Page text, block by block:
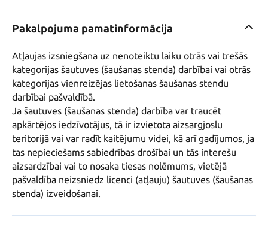
Pakalpojuma pamatinformācija
Atļaujas izsniegšana uz nenoteiktu laiku otrās vai trešās
kategorijas šautuves (šaušanas stenda) darbībai vai otrās
kategorijas vienreizējas lietošanas šaušanas stendu
darbībai pašvaldībā.
Ja šautuves (šaušanas stenda) darbība var traucēt
apkārtējos iedzīvotājus, tā ir izvietota aizsargjoslu
teritorijā vai var radīt kaitējumu videi, kā arī gadījumos, ja
tas nepieciešams sabiedrības drošībai un tās interešu
aizsardzībai vai to nosaka tiesas nolēmums, vietējā
pašvaldība neizsniedz licenci (atļauju) šautuves (šaušanas
stenda) izveidošanai.